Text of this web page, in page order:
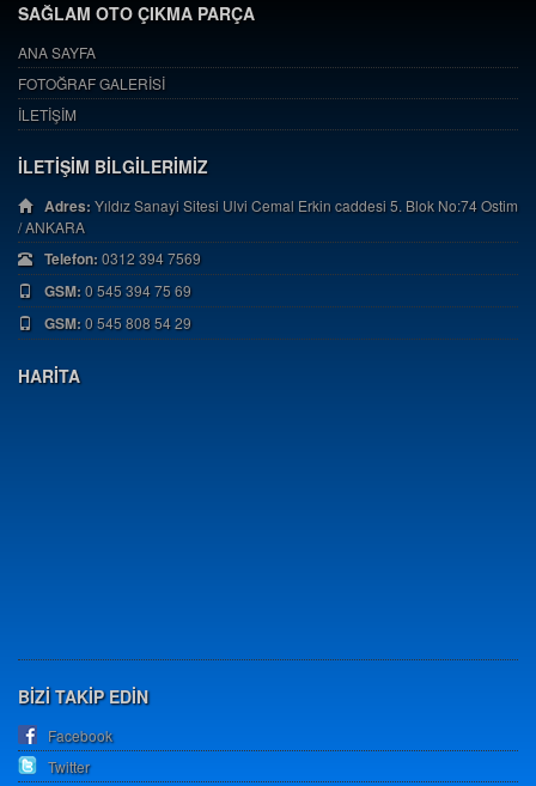
SAĞLAM OTO ÇIKMA PARÇA
ANA SAYFA
FOTOĞRAF GALERİSİ
İLETİŞİM
İLETİŞİM BİLGİLERİMİZ
Adres:Yıldız Sanayi Sitesi Ulvi Cemal Erkin caddesi 5. Blok No:74 Ostim
/ ANKARA
Telefon:0312 394 7569
GSM:0 545 394 75 69
GSM:0 545 808 54 29
HARİTA
BİZİ TAKİP EDİN
Facebook
Twitter